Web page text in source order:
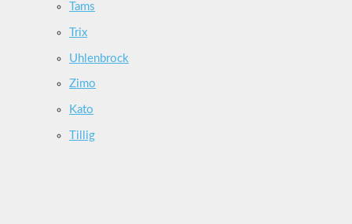
Tams
Trix
Uhlenbrock
Zimo
Kato
Tillig